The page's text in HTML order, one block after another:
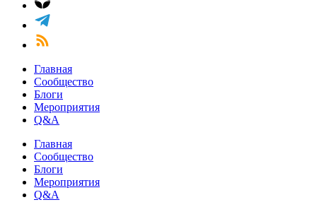
Главная
Сообщество
Блоги
Мероприятия
Q&A
Главная
Сообщество
Блоги
Мероприятия
Q&A